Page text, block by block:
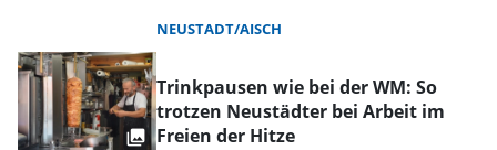
NEUSTADT/AISCH
Trinkpausen wie bei der WM: So
trotzen Neustädter bei Arbeit im
Freien der Hitze